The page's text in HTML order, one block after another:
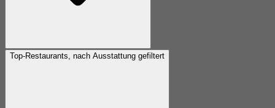
Top-Restaurants, nach Ausstattung gefiltert